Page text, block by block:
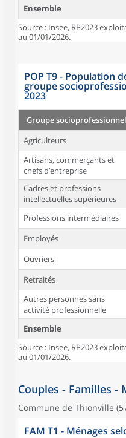
Ensemble
Source : Insee, RP2023
au 01/01/2026.
POP T9 - Population
groupe
2023
Groupe socioprofessionnel
Agriculteurs
Artisans, commerçants et
chefs d’entreprise
Cadres et professions
intellectuelles supérieures
Professions intermédiaires
Employés
Ouvriers
Retraités
Autres personnes sans
activité professionnelle
Ensemble
Source : Insee, RP2023
au 01/01/2026.
Couples - Familles -
Commune de Thionville
FAM T1 - Ménages